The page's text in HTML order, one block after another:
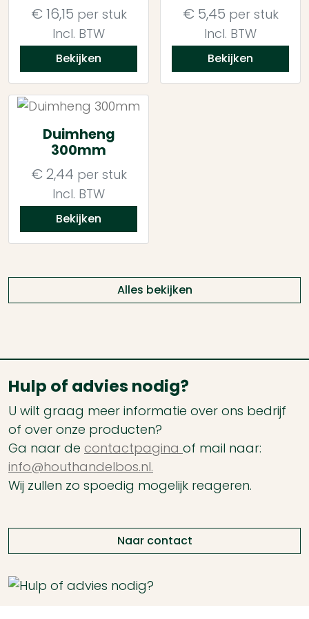
€ 16,15 per stuk
Incl. BTW
Bekijken
€ 5,45 per stuk
Incl. BTW
Bekijken
Duimheng
300mm
€ 2,44 per stuk
Incl. BTW
Bekijken
Alles bekijken
Hulp of advies nodig?
U wilt graag meer informatie over ons bedrijf
of over onze producten?
Ga naar de contactpagina of mail naar:
info@houthandelbos.nl.
Wij zullen zo spoedig mogelijk reageren.
Naar contact